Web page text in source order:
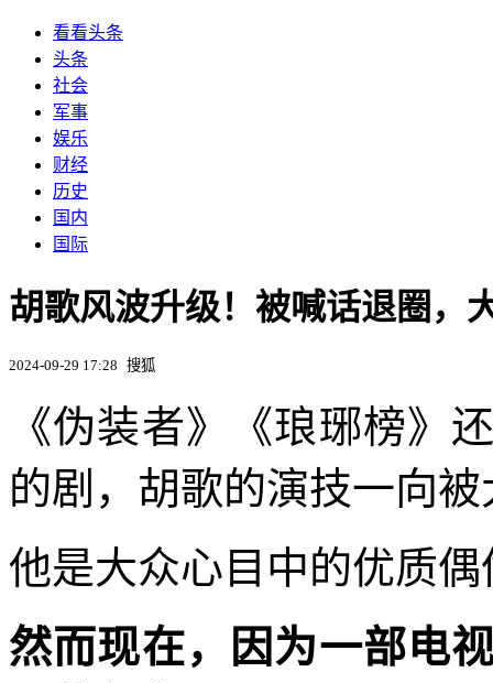
看看头条
头条
社会
军事
娱乐
财经
历史
国内
国际
胡歌风波升级！被喊话退圈，
2024-09-29 17:28 搜狐
《伪装者》《琅琊榜》
的剧，胡歌的演技一向
他是大众心目中的优质
然而现在，因为一部电